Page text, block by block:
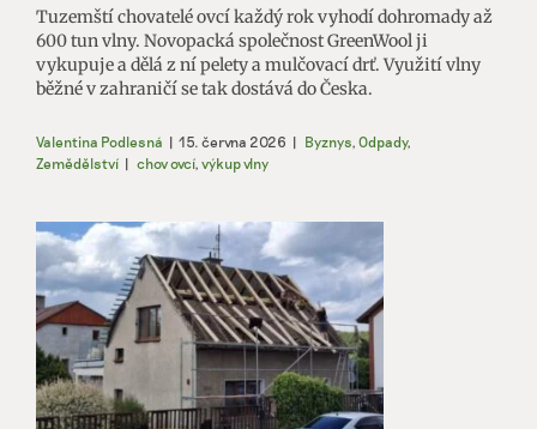
Tuzemští chovatelé ovcí každý rok vyhodí dohromady až
600 tun vlny. Novopacká společnost GreenWool ji
vykupuje a dělá z ní pelety a mulčovací drť. Využití vlny
běžné v zahraničí se tak dostává do Česka.
Valentina Podlesná | 15. června 2026 | Byznys Odpady,
Zemědělství | chov ovcí, výkup vlny